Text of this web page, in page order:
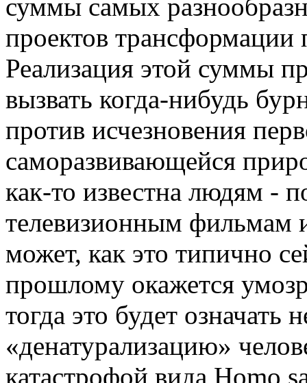
суммы самых
проектов трансформации
Реализация этой суммы
вызвать когда-нибудь
против исчезновения
саморазвивающейся
как-то известна людям -
телевизионным фильмам
может, как это типично
прошлому окажется
тогда это будет означать
«денатурализацию»
катастрофой вида Homo